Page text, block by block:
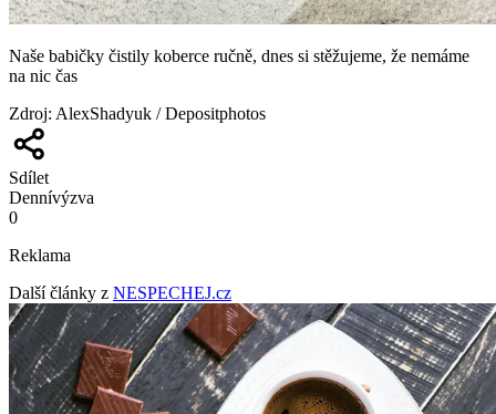
Naše babičky čistily koberce ručně, dnes si stěžujeme, že nemáme
na nic čas
Zdroj: AlexShadyuk / Depositphotos
Sdílet
Dennívýzva
0
Reklama
Další články z NESPECHEJ.cz